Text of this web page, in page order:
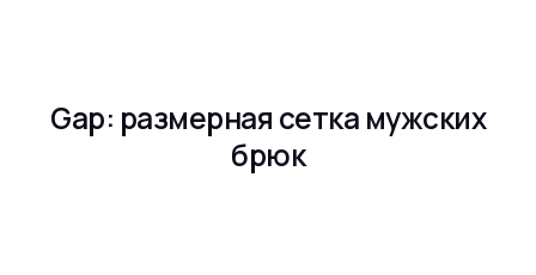
Gap: размерная сетка мужских
брюк